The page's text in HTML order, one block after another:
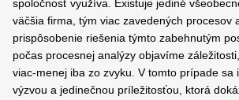
spoločnosť využíva. Existuje jediné
väčšia firma, tým viac zavedených procesov
prispôsobenie riešenia týmto zabehnutým
počas procesnej analýzy objavíme
viac-menej iba zo zvyku. V tomto prípade sa
výzvou a jedinečnou príležitosťou, ktorá